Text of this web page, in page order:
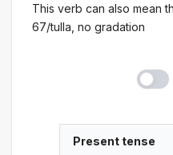
This verb can also mean
67/tulla, no gradation
Present tense